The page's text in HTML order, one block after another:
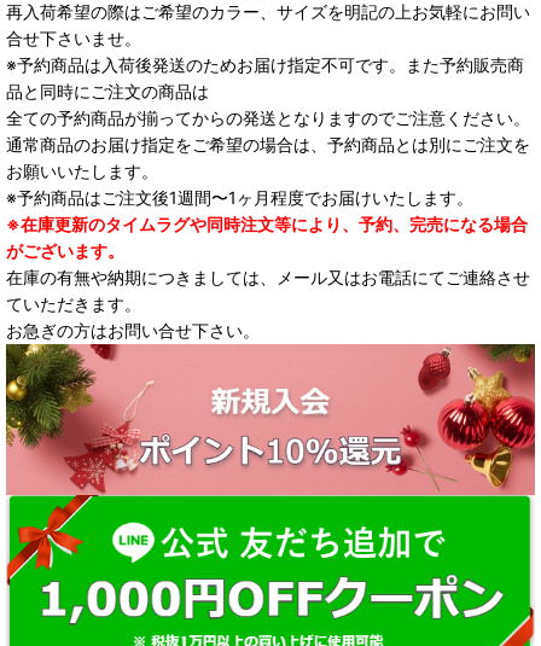
再入荷希望の際はご希望のカラー、サイズを明記の上お気軽にお問い
合せ下さいませ。
※予約商品は入荷後発送のためお届け指定不可です。また予約販売商
品と同時にご注文の商品は
全ての予約商品が揃ってからの発送となりますのでご注意ください。
通常商品のお届け指定をご希望の場合は、予約商品とは別にご注文を
お願いいたします。
※予約商品はご注文後1週間〜1ヶ月程度でお届けいたします。
※在庫更新のタイムラグや同時注文等により、予約、完売になる場合
がございます。
在庫の有無や納期につきましては、メール又はお電話にてご連絡させ
ていただきます。
お急ぎの方はお問い合せ下さい。